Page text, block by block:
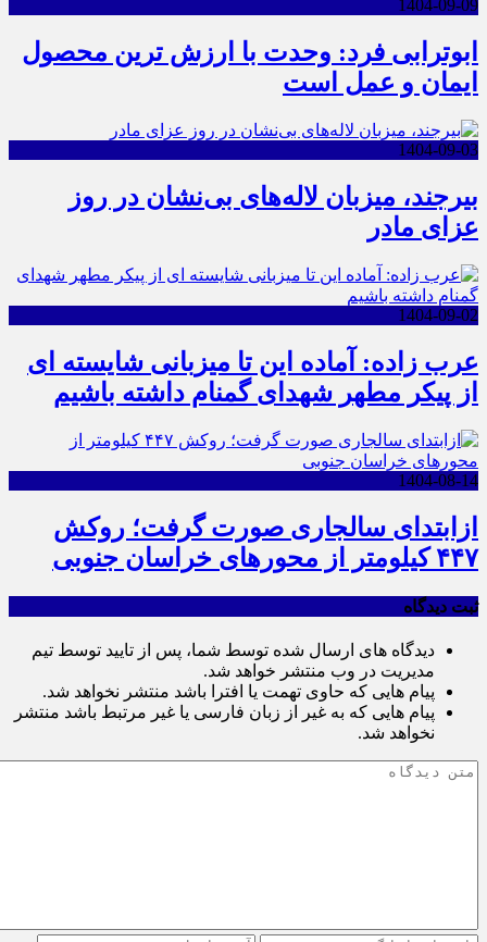
1404-09-09
ابوترابی فرد: وحدت با ارزش ترین محصول
ایمان و عمل است
1404-09-03
بیرجند، میزبان لاله‌های بی‌نشان در روز
عزای مادر
1404-09-02
عرب زاده: آماده این تا میزبانی شایسته ای
از پیکر مطهر شهدای گمنام داشته باشیم
1404-08-14
ازابتدای سالجاری صورت گرفت؛ روکش
۴۴۷ کیلومتر از محورهای خراسان جنوبی
ثبت دیدگاه
دیدگاه های ارسال شده توسط شما، پس از تایید توسط تیم
مدیریت در وب منتشر خواهد شد.
پیام هایی که حاوی تهمت یا افترا باشد منتشر نخواهد شد.
پیام هایی که به غیر از زبان فارسی یا غیر مرتبط باشد منتشر
نخواهد شد.